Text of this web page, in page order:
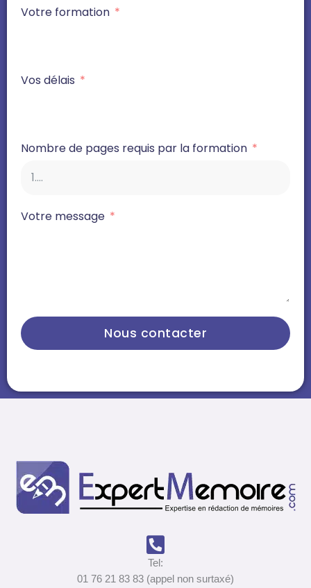
Votre formation
Vos délais
Nombre de pages requis par la formation
Votre message
Nous contacter
Tel:
01 76 21 83 83 (appel non surtaxé)